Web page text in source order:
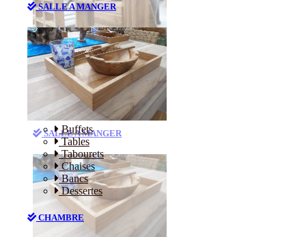
SALLE A MANGER
Buffets
Tables
Tabourets
Chaises
Bancs
Dessertes
CHAMBRE
Etagères
Modulos
SALLE A MANGER